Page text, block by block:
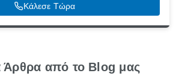
Κάλεσε Τώρα
Άρθρα από το Blog μας